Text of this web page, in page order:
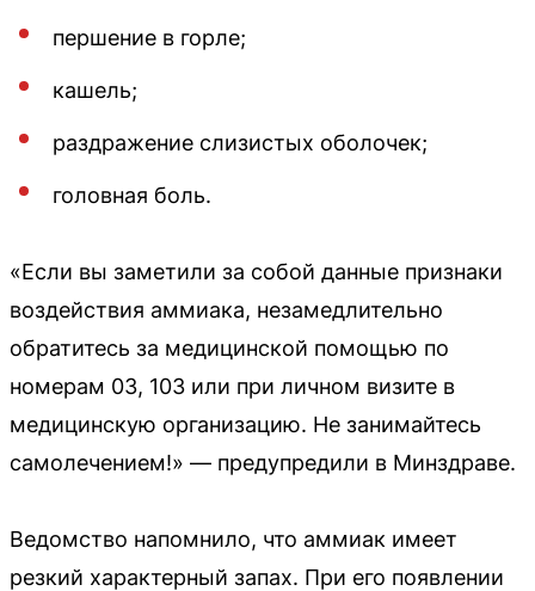
першение в горле;
кашель;
раздражение слизистых оболочек;
головная боль.
«Если вы заметили за собой данные признаки
воздействия аммиака, незамедлительно
обратитесь за медицинской помощью по
номерам 03, 103 или при личном визите в
медицинскую организацию. Не занимайтесь
самолечением!» — предупредили в Минздраве.
Ведомство напомнило, что аммиак имеет
резкий характерный запах. При его появлении